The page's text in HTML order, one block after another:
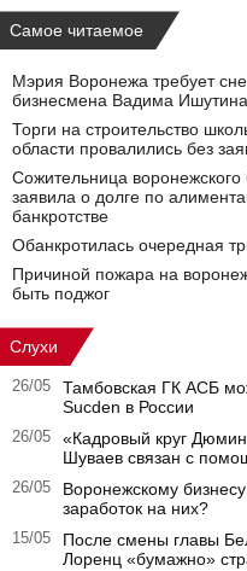
Самое читаемое
Мэрия Воронежа требует
бизнесмена Вадима Ишутина
Торги на строительство
области провалились без
Сожительница
заявила о долге по
банкротстве
Обанкротилась очередная
Причиной пожара на
быть поджог
Слухи
26/05
Тамбовская ГК АСБ
Sucden в России
26/05
«Кадровый круг
Шуваев связан с
26/05
Воронежскому
заработок на них?
15/05
После смены главы
Лоренц «бумажно»